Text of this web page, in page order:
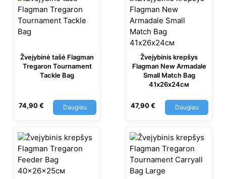
Žvejybinė tašė Flagman
Tregaron Tournament
Tackle Bag
74,90€ Daugiau
Žvejybinis krepšys
Flagman New Armadale
Small Match Bag
41х26х24см
47,90€ Daugiau